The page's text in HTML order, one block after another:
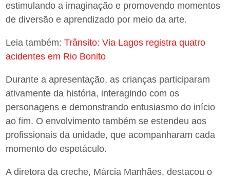
estimulando a imaginação e promovendo momentos
de diversão e aprendizado por meio da arte.
Leia também:Trânsito: Via Lagos registra quatro
acidentes em Rio Bonito
Durante a apresentação, as crianças participaram
ativamente da história, interagindo com os
personagens e demonstrando entusiasmo do início
ao fim. O envolvimento também se estendeu aos
profissionais da unidade, que acompanharam cada
momento do espetáculo.
A diretora da creche, Márcia Manhães, destacou o